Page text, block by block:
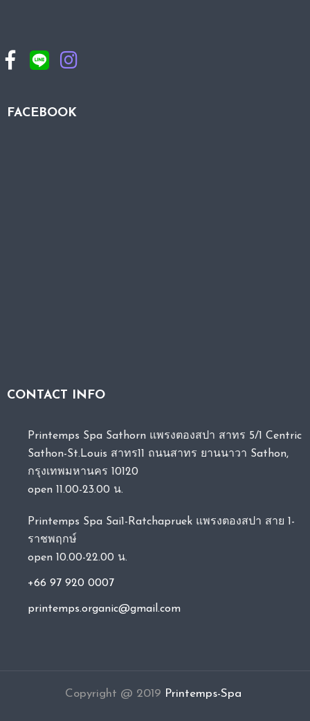
FACEBOOK
CONTACT INFO
Printemps Spa Sathorn แพรงตองสปา สาทร 5/1 Centric
Sathon-St.Louis สาทร11 ถนนสาทร ยานนาวา Sathon,
กรุงเทพมหานคร 10120
open 11.00-23.00 น.
Printemps Spa Sai1-Ratchapruek แพรงตองสปา สาย 1-
ราชพฤกษ์
open 10.00-22.00 น.
+66 97 920 0007
printemps.organic@gmail.com
Copyright @ 2019 Printemps-Spa